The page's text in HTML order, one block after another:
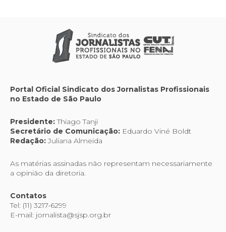
Portal Oficial Sindicato dos Jornalistas Profissionais
no Estado de São Paulo
Presidente:Thiago Tanji
Secretário de Comunicação: Eduardo Viné Boldt
Redação:Juliana Almeida
As matérias assinadas não representam necessariamente
a opinião da diretoria.
Contatos
Tel: (11) 3217-6299
E-mail: jornalista@sjsp.org.br